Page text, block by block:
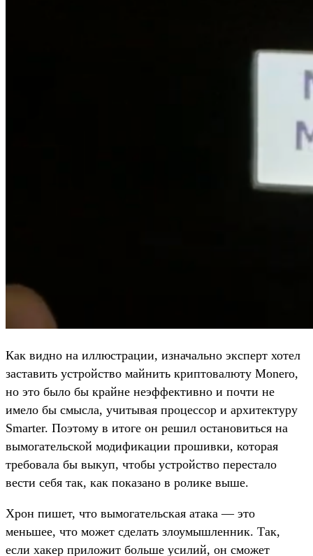
Как видно на иллюстрации, изначально эксперт хотел
заставить устройство майнить криптовалюту Monero,
но это было бы крайне неэффективно и почти не
имело бы смысла, учитывая процессор и архитектуру
Smarter. Поэтому в итоге он решил остановиться на
вымогательской модификации прошивки, которая
требовала бы выкуп, чтобы устройство перестало
вести себя так, как показано в ролике выше.
Хрон пишет, что вымогательская атака — это
меньшее, что может сделать злоумышленник. Так,
если хакер приложит больше усилий, он сможет